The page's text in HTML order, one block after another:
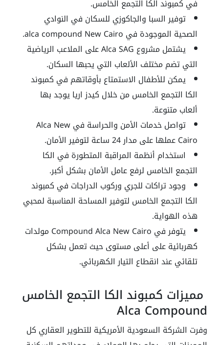
في كمبوند الكا التجمع الخامس.
توفير السبا والجاكوزي للسكان في النوادي
الصحية الموجودة في alca compound New Cairo.
يشتمل مشروع Alca SAG على الملاعب الرياضية
التي تضم مختلف الألعاب التي يحبها السكان.
يمكن للأطفال الاستمتاع بأوقاتهم في كمبوند
الكا التجمع الخامس من خلال كيدز اريا يوجد بها
ألعاب متنوعة.
تواصل خدمات الأمن والحراسة في Alca New
Cairo عملها على مدار 24 ساعة لتوفير الأمان.
استخدام أنظمة المراقبة المتطورة في الكا
التجمع الخامس لرفع عامل الأمان بشكل أكبر.
وجود تراكات للجري وركوب الدراجات في كمبوند
الكا التجمع الخامس لتوفير المساحة المناسبة لمحبي
هذه الهواية.
يتوفر في Compound Alca New Cairo مولدات
كهربائية على أعلى مستوى حيث تعمل بشكل
تلقائي عند انقطاع التيار الكهربائي.
مميزات كمبوند الكا التجمع الخامس
Alca Compound
وفرت الشركة السعودية الأمريكية للتطوير العقاري كل